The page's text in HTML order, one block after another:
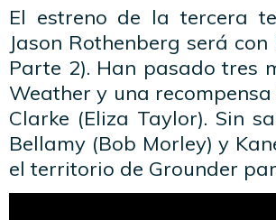
El estreno de la tercera
Jason Rothenberg será
Parte 2). Han pasado tres
Weather y una
Clarke (Eliza Taylor). Sin
Bellamy (Bob Morley) y
el territorio de Grounder